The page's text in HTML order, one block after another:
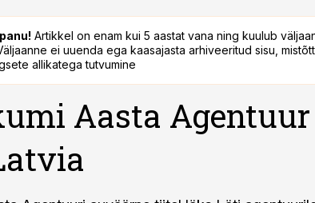
Artikkel on enam kui 5 aastat vana ning kuulub
ei uuenda ega kaasajasta arhiveeritud sisu,
allikatega tutvumine
Aasta Agentuur